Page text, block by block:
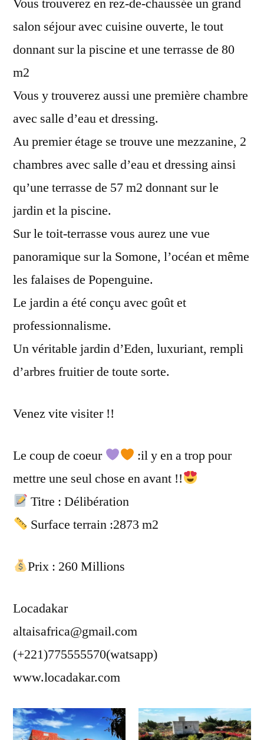
salon séjour avec cuisine ouverte, le tout
donnant sur la piscine et une terrasse de 80
m2
Vous y trouverez aussi une première chambre
avec salle d’eau et dressing.
Au premier étage se trouve une mezzanine, 2
chambres avec salle d’eau et dressing ainsi
qu’une terrasse de 57 m2 donnant sur le
jardin et la piscine.
Sur le toit-terrasse vous aurez une vue
panoramique sur la Somone, l’océan et même
les falaises de Popenguine.
Le jardin a été conçu avec goût et
professionnalisme.
Un véritable jardin d’Eden, luxuriant, rempli
d’arbres fruitier de toute sorte.
Venez vite visiter !!
Le coup de coeur
:il y en a trop pour
mettre une seul chose en avant !!
Titre : Délibération
Surface terrain :2873 m2
Prix : 260 Millions
Locadakar
altaisafrica@gmail.com
(+221)775555570(watsapp)
www.locadakar.com